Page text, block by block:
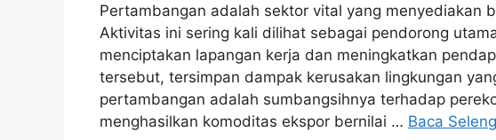
Pertambangan adalah sektor vital yang menyediakan
Aktivitas ini sering kali dilihat sebagai pendorong
menciptakan lapangan kerja dan meningkatkan
tersebut, tersimpan dampak kerusakan lingkungan
pertambangan adalah sumbangsihnya terhadap
menghasilkan komoditas ekspor bernilai … Baca